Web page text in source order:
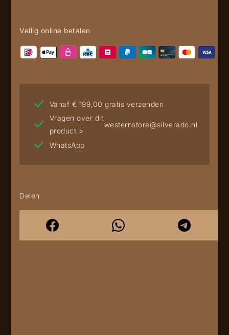
Veilig online betalen
Vanaf € 199,00 gratis verzenden
Vragen over dit
product >
westernstore@silverado.nl
WhatsApp
Delen